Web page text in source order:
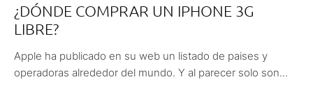
¿DÓNDE COMPRAR UN IPHONE 3G
LIBRE?
Apple ha publicado en su web un listado de paises y
operadoras alrededor del mundo. Y al parecer solo son...